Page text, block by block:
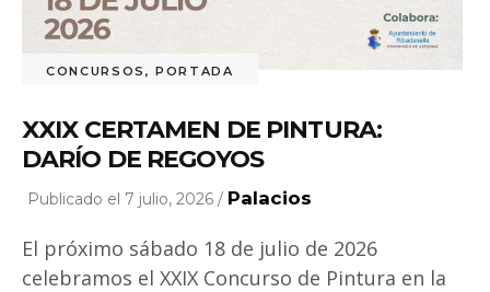
CONCURSOS ,PORTADA
XXIX CERTAMEN DE PINTURA:
DARÍO DE REGOYOS
Publicado el 7 julio, 2026 / Palacios
El próximo sábado 18 de julio de 2026
celebramos el XXIX Concurso de Pintura en la